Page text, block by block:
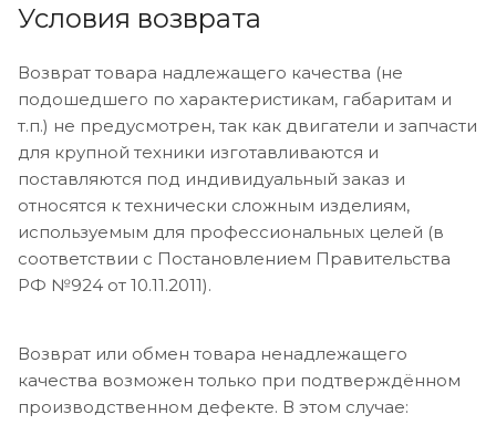
Условия возврата
Возврат товара надлежащего качества (не
подошедшего по характеристикам, габаритам и
т.п.) не предусмотрен, так как двигатели и запчасти
для крупной техники изготавливаются и
поставляются под индивидуальный заказ и
относятся к технически сложным изделиям,
используемым для профессиональных целей (в
соответствии с Постановлением Правительства
РФ №924 от 10.11.2011).
Возврат или обмен товара ненадлежащего
качества возможен только при подтверждённом
производственном дефекте. В этом случае: